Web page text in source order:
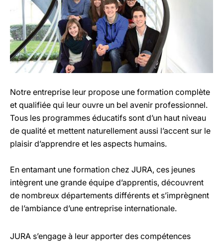
Notre entreprise leur propose une formation complète
et qualifiée qui leur ouvre un bel avenir professionnel.
Tous les programmes éducatifs sont d’un haut niveau
de qualité et mettent naturellement aussi l’accent sur le
plaisir d’apprendre et les aspects humains.
En entamant une formation chez JURA, ces jeunes
intègrent une grande équipe d’apprentis, découvrent
de nombreux départements différents et s’imprègnent
de l’ambiance d’une entreprise internationale.
JURA s’engage à leur apporter des compétences